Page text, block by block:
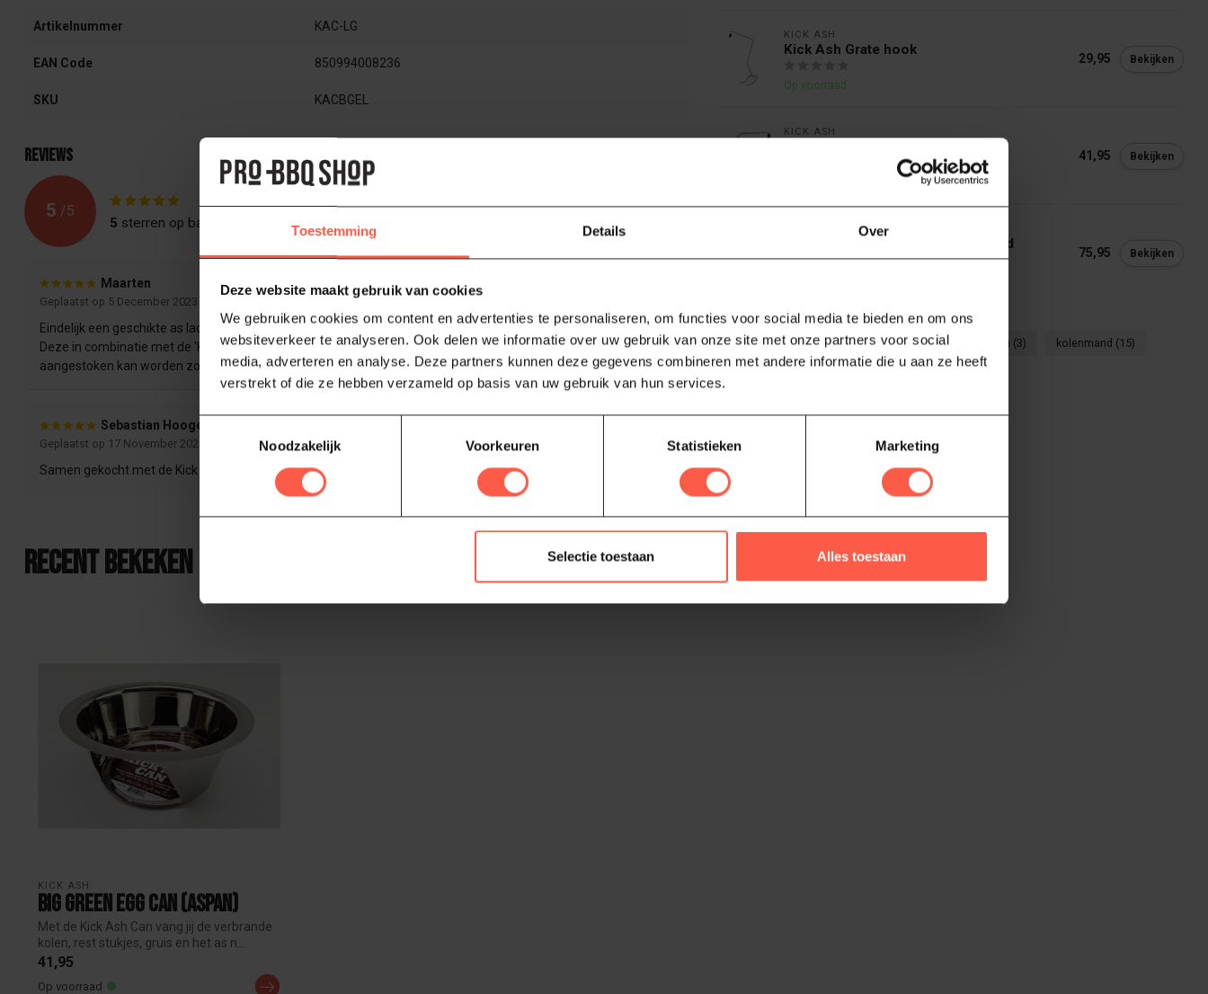
Toestemming Details Over
Deze website maakt gebruik van cookies
We gebruiken cookies om content en advertenties te personaliseren, om functies voor social media te bieden en om ons
websiteverkeer te analyseren. Ook delen we informatie over uw gebruik van onze site met onze partners voor social
media, adverteren en analyse. Deze partners kunnen deze gegevens combineren met andere informatie die u aan ze heeft
verstrekt of die ze hebben verzameld op basis van uw gebruik van hun services.
Toestemmingsselectie
Noodzakelijk
Voorkeuren Statistieken Marketing
Selectie toestaan Alles toestaan
Artikelnummer KAC-LG
EAN Code 850994008236
SKU KACBGEL
Reviews
5 /5
5 sterren op basis van beoordelingen
Je beoordeling toevoegen
Maarten
Geplaatst op 5 December 2023 at 15:37
Eindelijk een geschikte as lade voor mijn BGE Large gevonden!
Deze in combinatie met de 'Kick ash kolenmand charcoal basket' zorgt ervoor dat de kamado weer snel
aangestoken kan worden zonder as en kleine kolenresten.
Sebastian Hoogers
Geplaatst op 17 November 2023 at 14:15
Samen gekocht met de Kick Ash kolenmand, perfecte combinatie.
KICK ASH
Kick Ash Grate hook
Op voorraad
29,95 Bekijken
KICK ASH
41,95 Bekijken
Kick Ash Big Green Egg Kolenmand
75,95 Bekijken
aspan(6) Kick Ash Basket(9) kickash (3) kolenmand (15)
Recent bekeken
KICK ASH
Big Green Egg Can (aspan)
Met de Kick Ash Can vang jij de verbrande
kolen, rest stukjes, gruis en het as n...
41,95
Op voorraad